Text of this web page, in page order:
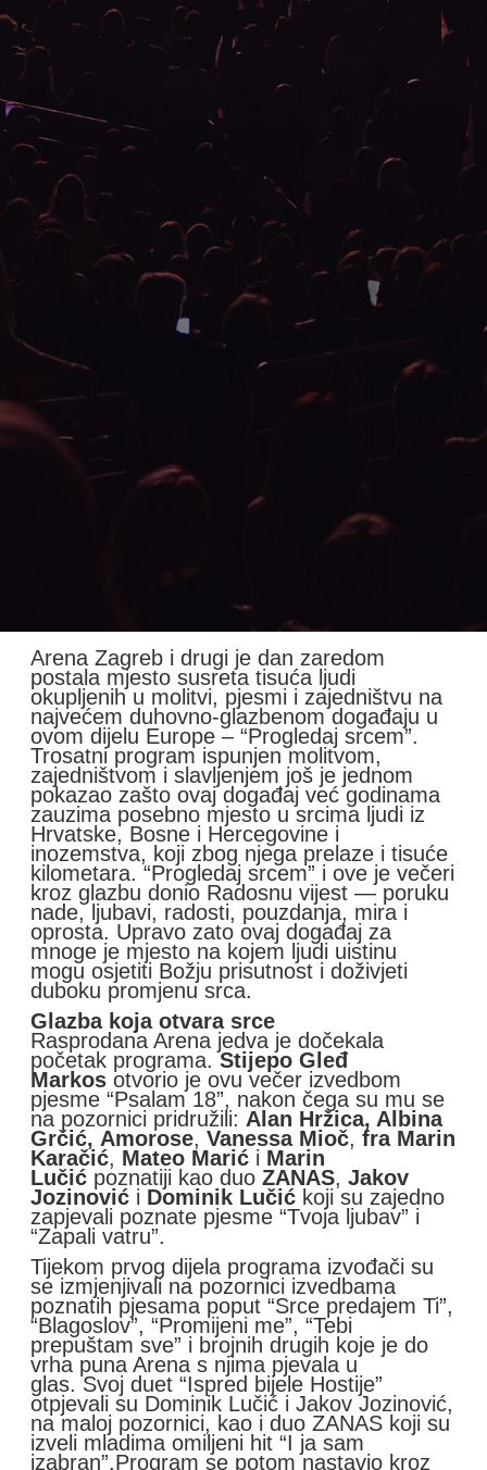
Arena Zagreb i drugi je dan zaredom
postala mjesto susreta tisuća ljudi
okupljenih u molitvi, pjesmi i zajedništvu na
najvećem duhovno-glazbenom događaju u
ovom dijelu Europe – “Progledaj srcem”.
Trosatni program ispunjen molitvom,
zajedništvom i slavljenjem još je jednom
pokazao zašto ovaj događaj već godinama
zauzima posebno mjesto u srcima ljudi iz
Hrvatske, Bosne i Hercegovine i
inozemstva, koji zbog njega prelaze i tisuće
kilometara. “Progledaj srcem” i ove je večeri
kroz glazbu donio Radosnu vijest — poruku
nade, ljubavi, radosti, pouzdanja, mira i
oprosta. Upravo zato ovaj događaj za
mnoge je mjesto na kojem ljudi uistinu
mogu osjetiti Božju prisutnost i doživjeti
duboku promjenu srca.
Glazba koja otvara srce
Rasprodana Arena jedva je dočekala
početak programa.Stijepo Gleđ
Markos otvorio je ovu večer izvedbom
pjesme “Psalam 18”, nakon čega su mu se
na pozornici pridružili: Alan Hržica, Albina
Grčić, Amorose, Vanessa Mioč, fra Marin
Karačić, Mateo Marić i Marin
Lučić poznatiji kao duo ZANAS, Jakov
Jozinović i Dominik Lučić koji su zajedno
zapjevali poznate pjesme “Tvoja ljubav” i
“Zapali vatru”.
Tijekom prvog dijela programa izvođači su
se izmjenjivali na pozornici izvedbama
poznatih pjesama poput “Srce predajem Ti”,
“Blagoslov”, “Promijeni me”, “Tebi
prepuštam sve” i brojnih drugih koje je do
vrha puna Arena s njima pjevala u
glas. Svoj duet “Ispred bijele Hostije”
otpjevali su Dominik Lučić i Jakov Jozinović,
na maloj pozornici, kao i duo ZANAS koji su
izveli mladima omiljeni hit “I ja sam
izabran”.Program se potom nastavio kroz